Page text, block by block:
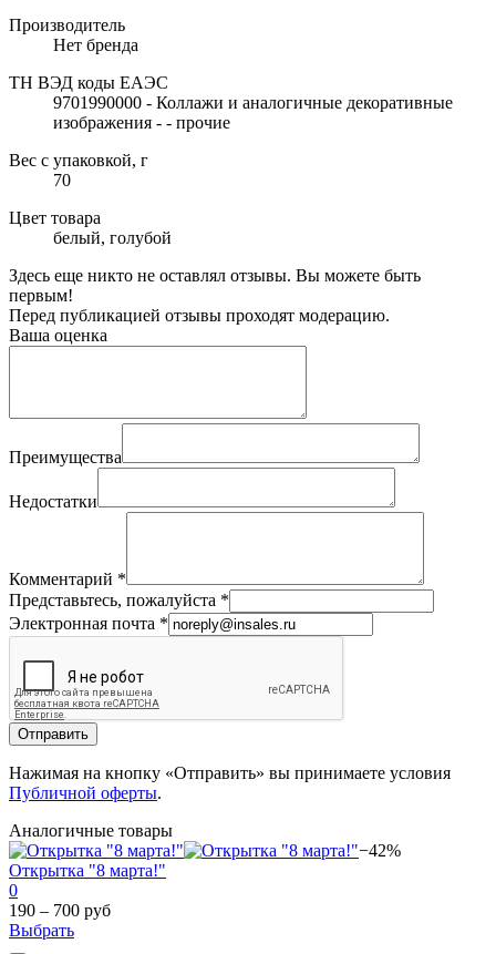
Производитель
Нет бренда
ТН ВЭД коды ЕАЭС
9701990000 - Коллажи и аналогичные декоративные
изображения - - прочие
Вес с упаковкой, г
70
Цвет товара
белый, голубой
Здесь еще никто не оставлял отзывы. Вы можете быть
первым!
Перед публикацией отзывы проходят модерацию.
Ваша оценка
Преимущества
Недостатки
Комментарий *
Представьтесь, пожалуйста *
Электронная почта *
Отправить
Нажимая на кнопку «Отправить» вы принимаете условия
Публичной оферты.
Аналогичные товары
−42%
Открытка "8 марта!"
0
190 – 700 руб
Выбрать